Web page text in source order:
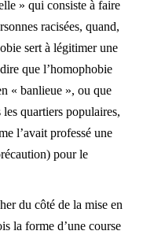
» qui consiste à faire
racisées, quand,
sert à légitimer une
que l’homophobie
« banlieue », ou que
quartiers populaires,
l’avait professé une
pour le
du côté de la mise en
la forme d’une course